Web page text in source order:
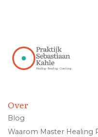
Over
Blog
Waarom Master Healing